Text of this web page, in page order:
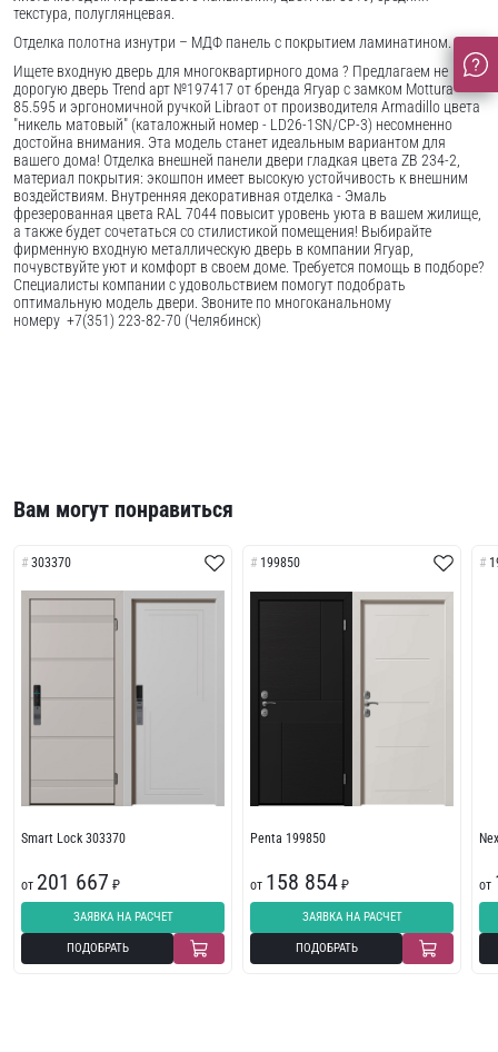
текстура, полуглянцевая.
Отделка полотна изнутри – МДФ панель с покрытием ламинатином.
Ищете входную дверь для многоквартирного дома ? Предлагаем не
дорогую дверь Trend арт №197417 от бренда Ягуар с замком Mottura
85.595 и эргономичной ручкой Libraот от производителя Armadillo цвета
"никель матовый" (каталожный номер - LD26-1SN/CP-3) несомненно
достойна внимания. Эта модель станет идеальным вариантом для
вашего дома! Отделка внешней панели двери гладкая цвета ZB 234-2,
материал покрытия: экошпон имеет высокую устойчивость к внешним
воздействиям. Внутренняя декоративная отделка - Эмаль
фрезерованная цвета RAL 7044 повысит уровень уюта в вашем жилище,
а также будет сочетаться со стилистикой помещения! Выбирайте
фирменную входную металлическую дверь в компании Ягуар,
почувствуйте уют и комфорт в своем доме. Требуется помощь в подборе?
Специалисты компании с удовольствием помогут подобрать
оптимальную модель двери. Звоните по многоканальному
номеру +7(351) 223-82-70 (Челябинск)
Вам могут понравиться
303370
Smart Lock 303370
от 201 667 ₽
ЗАЯВКА НА РАСЧЕТ
ПОДОБРАТЬ
199850
Penta 199850
от 158 854 ₽
ЗАЯВКА НА РАСЧЕТ
ПОДОБРАТЬ
от